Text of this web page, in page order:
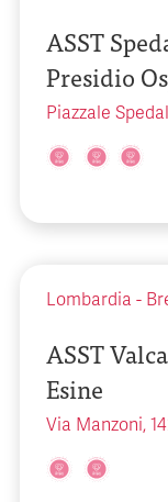
ASST
Presidio
Piazzale
Lombardia -
ASST
Esine
Via Manzoni,